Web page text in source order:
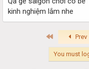
kinh nghiệm lắm nhe
First Prev
You must